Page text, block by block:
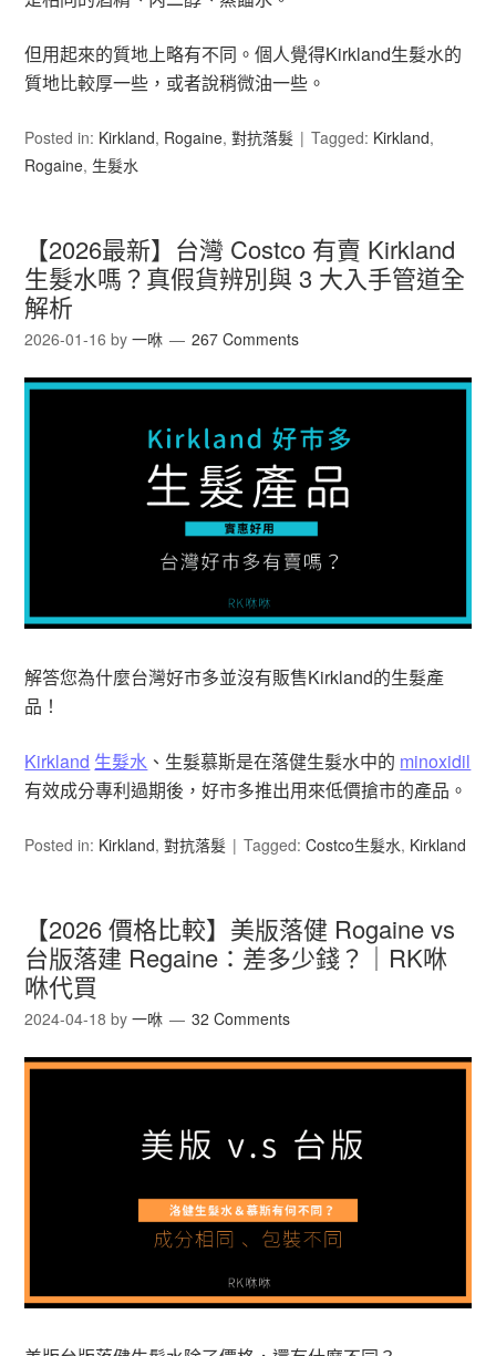
但用起來的質地上略有不同。個人覺得Kirkland生髮水的
質地比較厚一些，或者說稍微油一些。
Posted in: Kirkland, Rogaine,對抗落髮 Tagged: Kirkland,
Rogaine, 生髮水
【2026最新】台灣 Costco 有賣 Kirkland
生髮水嗎？真假貨辨別與 3 大入手管道全
解析
2026-01-16 by一咻 267 Comments
解答您為什麼台灣好市多並沒有販售Kirkland的生髮產
品！
Kirkland 生髮水 、生髮慕斯是在落健生髮水中的 minoxidil
有效成分專利過期後，好市多推出用來低價搶市的產品。
Posted in: Kirkland,對抗落髮 Tagged:Costco生髮水, Kirkland
【2026 價格比較】美版落健 Rogaine vs
台版落建 Regaine：差多少錢？｜RK咻
咻代買
2024-04-18 by一咻 32 Comments